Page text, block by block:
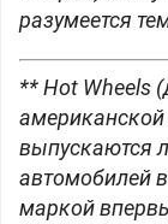
разумеется
** Hot Wheels
выпускаются
автомобилей
маркой